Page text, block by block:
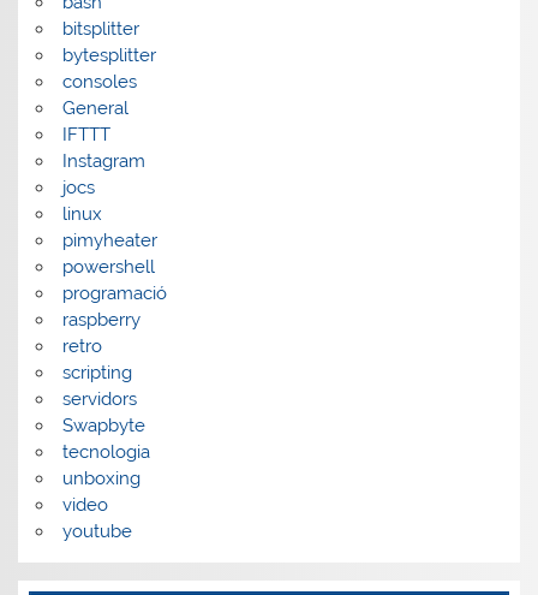
bitsplitter
bytesplitter
consoles
General
IFTTT
Instagram
jocs
linux
pimyheater
powershell
programació
raspberry
retro
scripting
servidors
Swapbyte
tecnologia
unboxing
video
youtube